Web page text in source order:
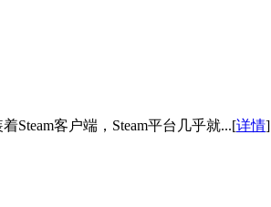
Steam客户端，Steam平台几乎就...[详情]